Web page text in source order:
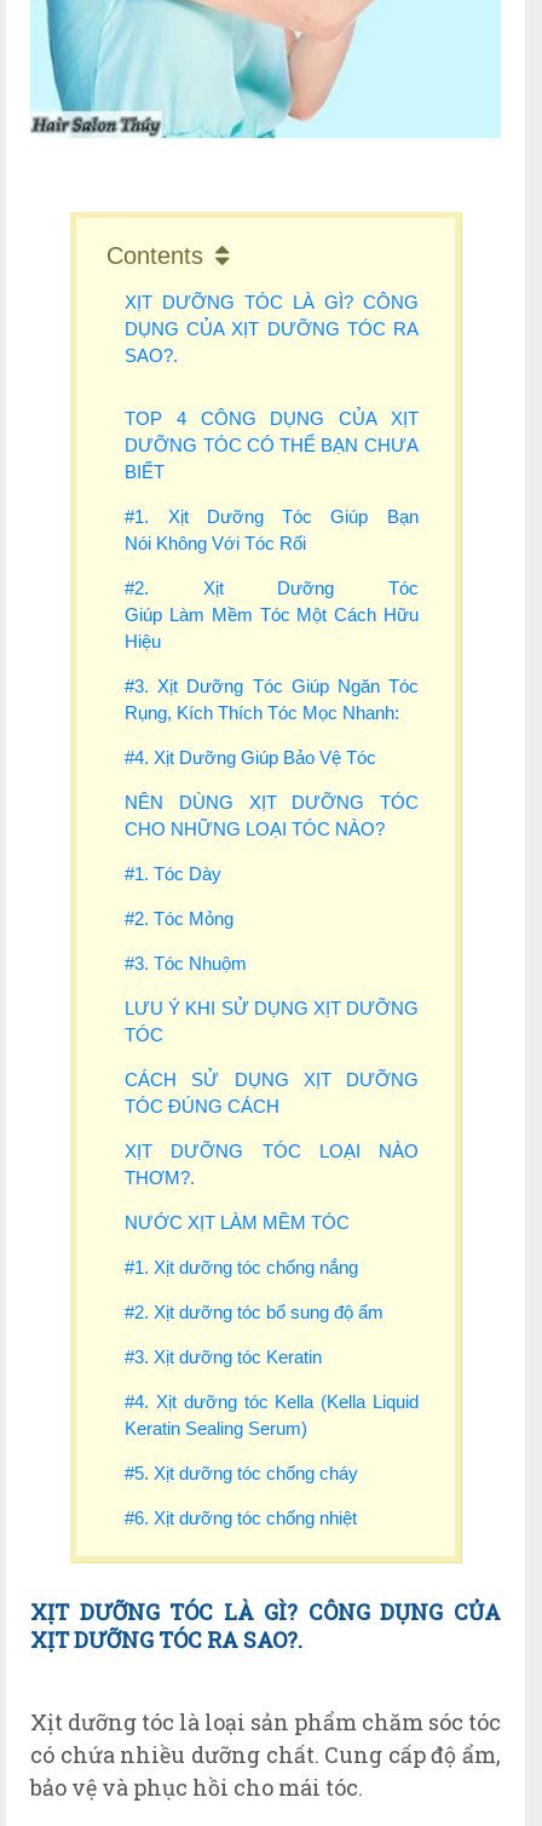
Contents
XỊT DƯỠNG TÓC LÀ GÌ? CÔNG
DỤNG CỦA XỊT DƯỠNG TÓC RA
SAO?.
TOP 4 CÔNG DỤNG CỦA XỊT
DƯỠNG TÓC CÓ THỂ BẠN CHƯA
BIẾT
#1. Xịt Dưỡng Tóc Giúp Bạn
Nói Không Với Tóc Rối
#2. Xịt Dưỡng Tóc
Giúp Làm Mềm Tóc Một Cách Hữu
Hiệu
#3. Xịt Dưỡng Tóc Giúp Ngăn Tóc
Rụng, Kích Thích Tóc Mọc Nhanh:
#4. Xịt Dưỡng Giúp Bảo Vệ Tóc
NÊN DÙNG XỊT DƯỠNG TÓC
CHO NHỮNG LOẠI TÓC NÀO?
#1. Tóc Dày
#2. Tóc Mỏng
#3. Tóc Nhuộm
LƯU Ý KHI SỬ DỤNG XỊT DƯỠNG
TÓC
CÁCH SỬ DỤNG XỊT DƯỠNG
TÓC ĐÚNG CÁCH
XỊT DƯỠNG TÓC LOẠI NÀO
THƠM?.
NƯỚC XỊT LÀM MỀM TÓC
#1. Xịt dưỡng tóc chống nắng
#2. Xịt dưỡng tóc bổ sung độ ẩm
#3. Xịt dưỡng tóc Keratin
#4. Xịt dưỡng tóc Kella (Kella Liquid
Keratin Sealing Serum)
#5. Xịt dưỡng tóc chống cháy
#6. Xịt dưỡng tóc chống nhiệt
XỊT DƯỠNG TÓC LÀ GÌ? CÔNG DỤNG CỦA
XỊT DƯỠNG TÓC RA SAO?.
Xịt dưỡng tóc là loại sản phẩm chăm sóc tóc
có chứa nhiều dưỡng chất. Cung cấp độ ẩm,
bảo vệ và phục hồi cho mái tóc.